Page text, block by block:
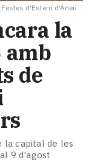
d'Esterri d'Àneu
la
amb
de
la capital de les
9 d'agost